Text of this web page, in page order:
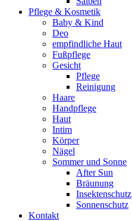
Pflege & Kosmetik
Baby & Kind
Deo
empfindliche Haut
Fußpflege
Gesicht
Pflege
Reinigung
Haare
Handpflege
Haut
Intim
Körper
Nägel
Sommer und Sonne
After Sun
Bräunung
Insektenschutz
Sonnenschutz
Kontakt